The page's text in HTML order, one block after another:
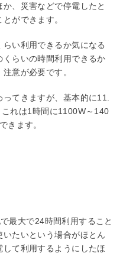
、災害などで停電したと
ができます。
い利用できるか気になる
らいの時間利用できるか
意が必要です。
てきますが、基本的に11.
れは1時間に1100W～140
きます。
最大で24時間利用すること
たいという場合がほとん
て利用するようにしたほ